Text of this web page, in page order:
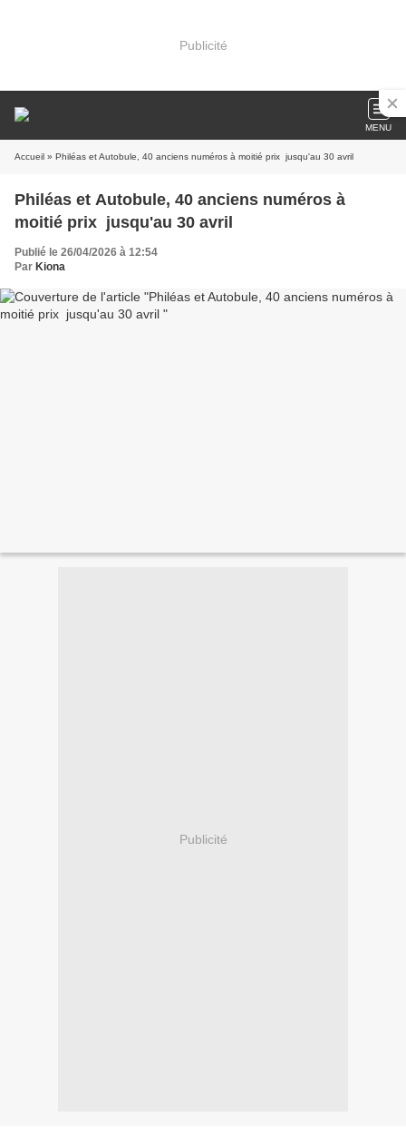
Publicité
MENU
Accueil » Philéas et Autobule, 40 anciens numéros à moitié prix jusqu'au 30 avril
Philéas et Autobule, 40 anciens numéros à
moitié prix jusqu'au 30 avril
Publié le 26/04/2026 à 12:54
Par Kiona
Publicité